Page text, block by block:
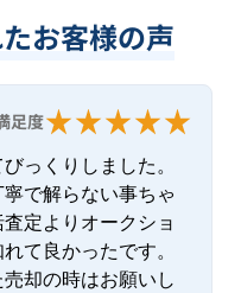
お客様の声
足度
っくりしました。
で解らない事ちゃ
定よりオークショ
て良かったです。
却の時はお願いし